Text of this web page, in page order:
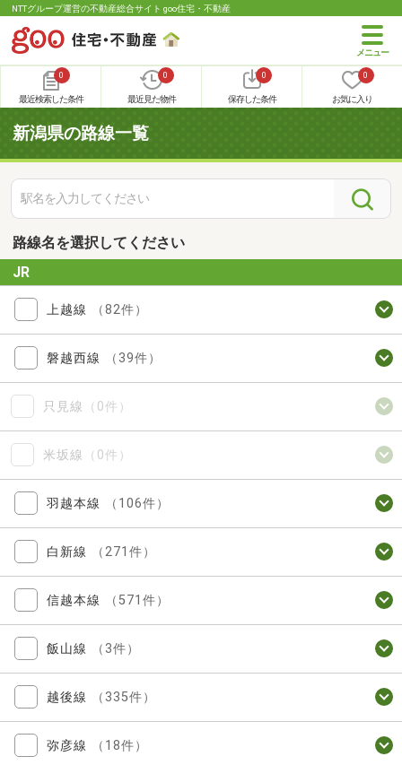
NTTグループ運営の不動産総合サイト goo住宅・不動産
0
最近検索した条件
0
最近見た物件
0
保存した条件
0
お気に入り
新潟県の路線一覧
路線名を選択してください
JR
上越線 （82件）
磐越西線 （39件）
只見線 （0件）
米坂線 （0件）
羽越本線 （106件）
白新線 （271件）
信越本線 （571件）
飯山線 （3件）
越後線 （335件）
弥彦線 （18件）